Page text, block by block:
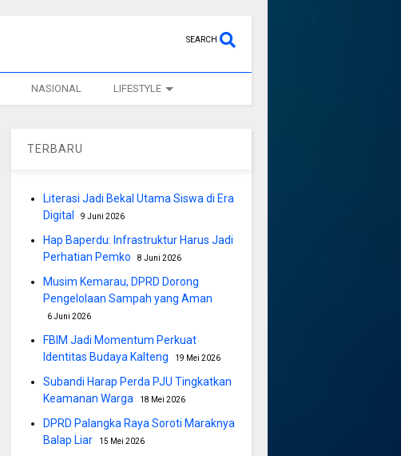
SEARCH
NASIONAL LIFESTYLE
TERBARU
Literasi Jadi Bekal Utama Siswa di Era
Digital
9 Juni 2026
Hap Baperdu: Infrastruktur Harus Jadi
Perhatian Pemko
8 Juni 2026
Musim Kemarau, DPRD Dorong
Pengelolaan Sampah yang Aman
6 Juni 2026
FBIM Jadi Momentum Perkuat
Identitas Budaya Kalteng
19 Mei 2026
Subandi Harap Perda PJU Tingkatkan
Keamanan Warga
18 Mei 2026
DPRD Palangka Raya Soroti Maraknya
Balap Liar
15 Mei 2026